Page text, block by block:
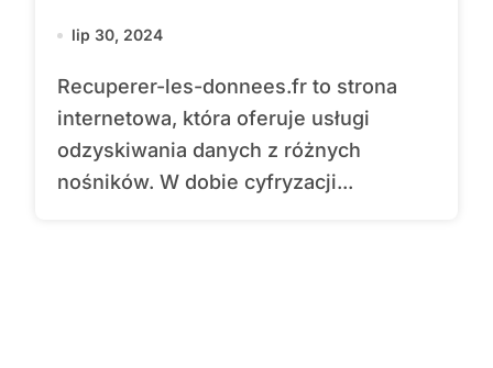
utraty i strategie
lip 30, 2024
Recuperer-les-donnees.fr to strona
internetowa, która oferuje usługi
odzyskiwania danych z różnych
nośników. W dobie cyfryzacji...